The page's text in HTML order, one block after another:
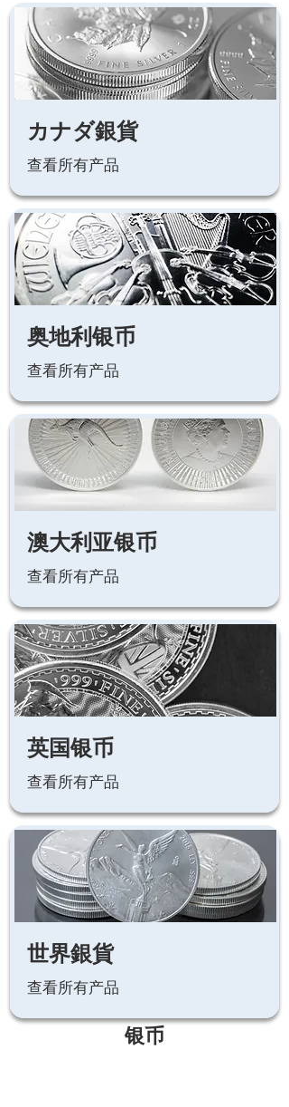
カナダ銀貨
查看所有产品
奥地利银币
查看所有产品
澳大利亚银币
查看所有产品
英国银币
查看所有产品
世界銀貨
查看所有产品
银币